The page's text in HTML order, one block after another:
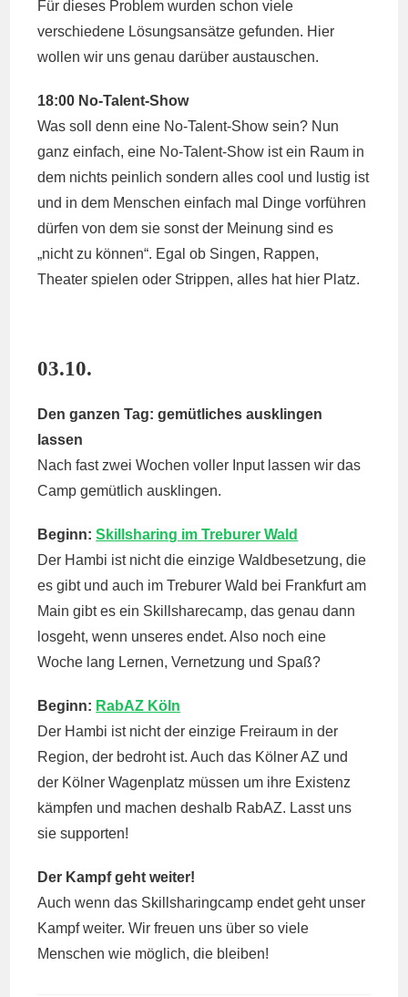
Für dieses Problem wurden schon viele
verschiedene Lösungsansätze gefunden. Hier
wollen wir uns genau darüber austauschen.
18:00 No-Talent-Show
Was soll denn eine No-Talent-Show sein? Nun
ganz einfach, eine No-Talent-Show ist ein Raum in
dem nichts peinlich sondern alles cool und lustig ist
und in dem Menschen einfach mal Dinge vorführen
dürfen von dem sie sonst der Meinung sind es
„nicht zu können“. Egal ob Singen, Rappen,
Theater spielen oder Strippen, alles hat hier Platz.
03.10.
Den ganzen Tag: gemütliches ausklingen
lassen
Nach fast zwei Wochen voller Input lassen wir das
Camp gemütlich ausklingen.
Beginn:Skillsharing im Treburer Wald
Der Hambi ist nicht die einzige Waldbesetzung, die
es gibt und auch im Treburer Wald bei Frankfurt am
Main gibt es ein Skillsharecamp, das genau dann
losgeht, wenn unseres endet. Also noch eine
Woche lang Lernen, Vernetzung und Spaß?
Beginn: RabAZ Köln
Der Hambi ist nicht der einzige Freiraum in der
Region, der bedroht ist. Auch das Kölner AZ und
der Kölner Wagenplatz müssen um ihre Existenz
kämpfen und machen deshalb RabAZ. Lasst uns
sie supporten!
Der Kampf geht weiter!
Auch wenn das Skillsharingcamp endet geht unser
Kampf weiter. Wir freuen uns über so viele
Menschen wie möglich, die bleiben!